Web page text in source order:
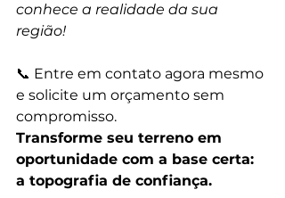
conhece a realidade da sua
região!
📞 Entre em contato agora mesmo
e solicite um orçamento sem
compromisso.
Transforme seu terreno em
oportunidade com a base certa:
a topografia de confiança.